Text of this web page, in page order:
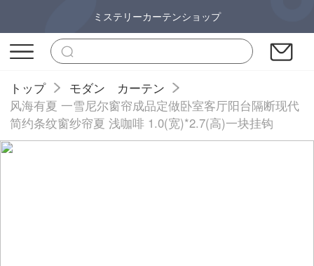
ミステリーカーテンショップ
トップ
モダン カーテン
风海有夏 一雪尼尔窗帘成品定做卧室客厅阳台隔断现代
简约条纹窗纱帘夏 浅咖啡 1.0(宽)*2.7(高)一块挂钩